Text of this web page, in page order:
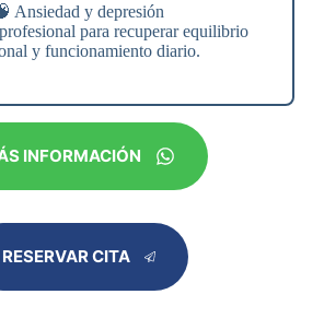
Ansiedad y depresión
para recuperar equilibrio
y funcionamiento diario.
INFORMACIÓN
RESERVAR CITA